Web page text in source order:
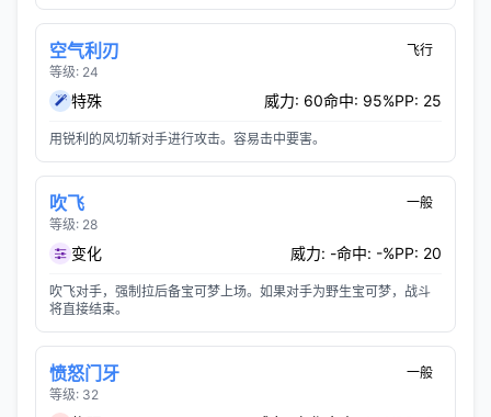
空气利刃
等级: 24
飞行
特殊 威力: 60命中: 95%PP: 25
用锐利的风切斩对手进行攻击。容易击中要害。
吹飞
等级: 28
一般
变化 威力: -命中: -%PP: 20
吹飞对手，强制拉后备宝可梦上场。如果对手为野生宝可梦，战斗
将直接结束。
愤怒门牙
等级: 32
一般